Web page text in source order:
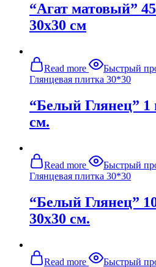
“Агат матовый”
30х30 см
Read more Быстрый
Глянцевая плитка 30*30
“Белый Глянец” 1
см.
Read more Быстрый
Глянцевая плитка 30*30
“Белый Глянец”
30х30 см.
Read more Быстрый